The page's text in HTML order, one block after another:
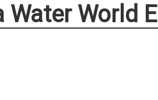
Water World